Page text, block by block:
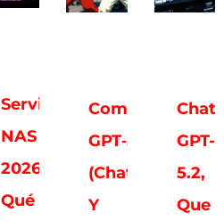
Servidores
NAS
2026:
Qué
Comparativa:
GPT‑5.2
(ChatGPT)
Y
GPT-
5.2,
Que